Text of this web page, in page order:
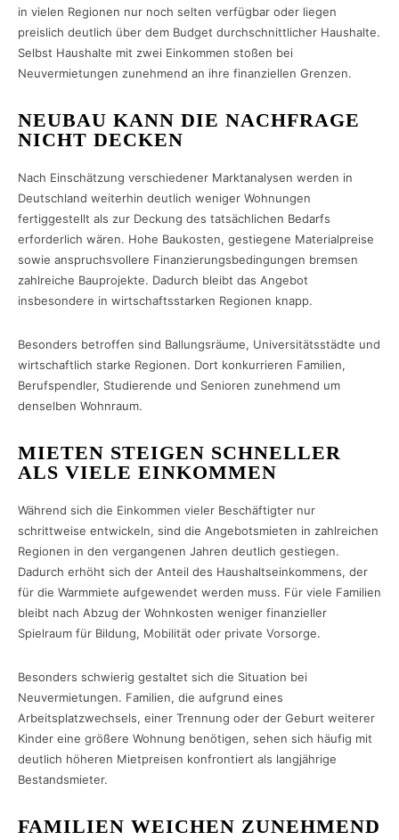
in vielen Regionen nur noch selten verfügbar oder liegen
preislich deutlich über dem Budget durchschnittlicher Haushalte.
Selbst Haushalte mit zwei Einkommen stoßen bei
Neuvermietungen zunehmend an ihre finanziellen Grenzen.
NEUBAU KANN DIE NACHFRAGE
NICHT DECKEN
Nach Einschätzung verschiedener Marktanalysen werden in
Deutschland weiterhin deutlich weniger Wohnungen
fertiggestellt als zur Deckung des tatsächlichen Bedarfs
erforderlich wären. Hohe Baukosten, gestiegene Materialpreise
sowie anspruchsvollere Finanzierungsbedingungen bremsen
zahlreiche Bauprojekte. Dadurch bleibt das Angebot
insbesondere in wirtschaftsstarken Regionen knapp.
Besonders betroffen sind Ballungsräume, Universitätsstädte und
wirtschaftlich starke Regionen. Dort konkurrieren Familien,
Berufspendler, Studierende und Senioren zunehmend um
denselben Wohnraum.
MIETEN STEIGEN SCHNELLER
ALS VIELE EINKOMMEN
Während sich die Einkommen vieler Beschäftigter nur
schrittweise entwickeln, sind die Angebotsmieten in zahlreichen
Regionen in den vergangenen Jahren deutlich gestiegen.
Dadurch erhöht sich der Anteil des Haushaltseinkommens, der
für die Warmmiete aufgewendet werden muss. Für viele Familien
bleibt nach Abzug der Wohnkosten weniger finanzieller
Spielraum für Bildung, Mobilität oder private Vorsorge.
Besonders schwierig gestaltet sich die Situation bei
Neuvermietungen. Familien, die aufgrund eines
Arbeitsplatzwechsels, einer Trennung oder der Geburt weiterer
Kinder eine größere Wohnung benötigen, sehen sich häufig mit
deutlich höheren Mietpreisen konfrontiert als langjährige
Bestandsmieter.
FAMILIEN WEICHEN ZUNEHMEND